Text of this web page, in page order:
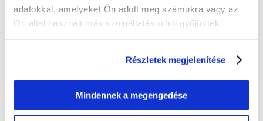
adatokkal, amelyeket Ön adott meg számukra vagy az
Ön által használt más szolgáltatásokból gyűjtöttek.
Részletek megjelenítése
Mindennek a megengedése
Teljes értékű táp minden koi ponty számára
and fish derivatives, Minerals, Oils and fats, Yeasts.
Analitikai alkotóelemek
Crude protein 31,0%, Crude oils and fats 5,0%, Crude fibre 2,0%,
Moisture Content 7,0%.